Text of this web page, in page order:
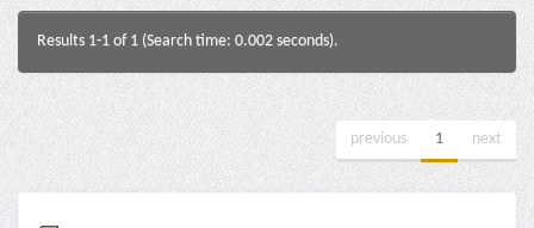
Results 1-1 of 1 (Search time: 0.002 seconds).
previous 1 next